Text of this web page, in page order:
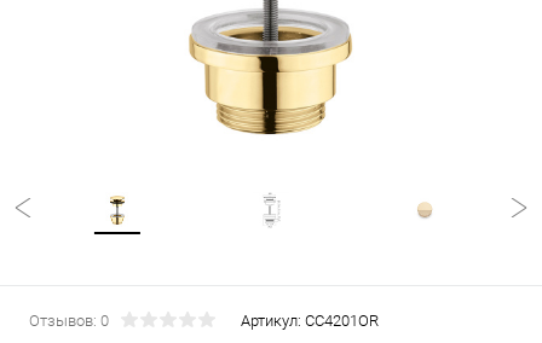
Отзывов: 0 Артикул: CC4201OR